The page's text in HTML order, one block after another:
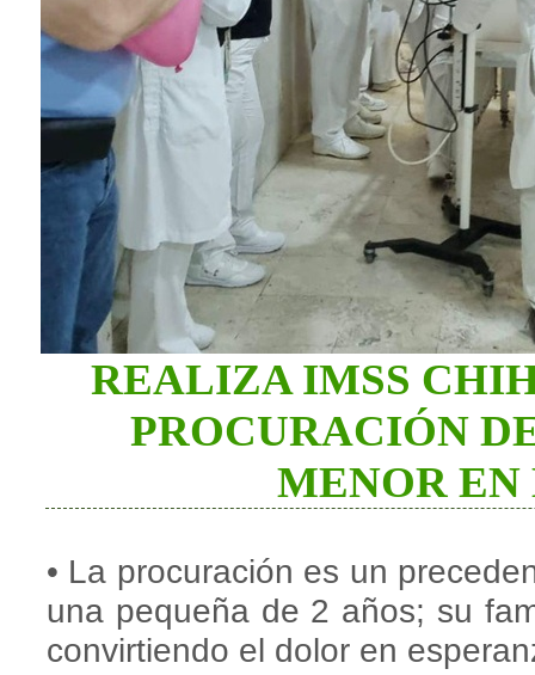
REALIZA IMSS
PROCURACIÓN
MENOR EN
• La procuración es un
una pequeña de 2 años; su
convirtiendo el dolor en